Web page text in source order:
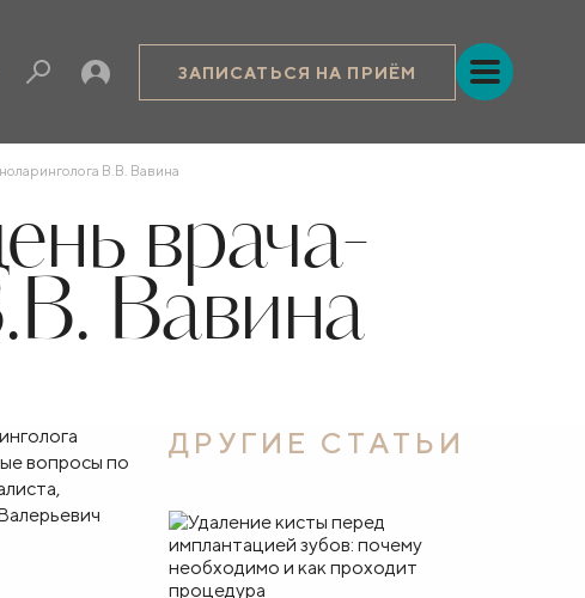
ЗАПИСАТЬСЯ НА ПРИЁМ
В.В. Вавина
врача-
Вавина
вопросы по
ДРУГИЕ СТАТЬИ